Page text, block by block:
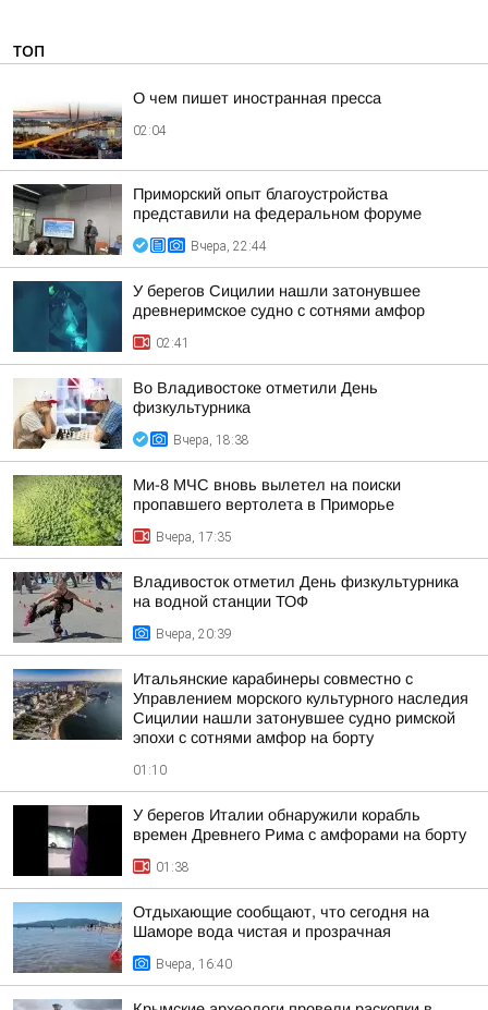
ТОП
О чем пишет иностранная пресса
02:04
Приморский опыт благоустройства
представили на федеральном форуме
Вчера, 22:44
У берегов Сицилии нашли затонувшее
древнеримское судно с сотнями амфор
02:41
Во Владивостоке отметили День
физкультурника
Вчера, 18:38
Ми-8 МЧС вновь вылетел на поиски
пропавшего вертолета в Приморье
Вчера, 17:35
Владивосток отметил День физкультурника
на водной станции ТОФ
Вчера, 20:39
Итальянские карабинеры совместно с
Управлением морского культурного наследия
Сицилии нашли затонувшее судно римской
эпохи с сотнями амфор на борту
01:10
У берегов Италии обнаружили корабль
времен Древнего Рима с амфорами на борту
01:38
Отдыхающие сообщают, что сегодня на
Шаморе вода чистая и прозрачная
Вчера, 16:40